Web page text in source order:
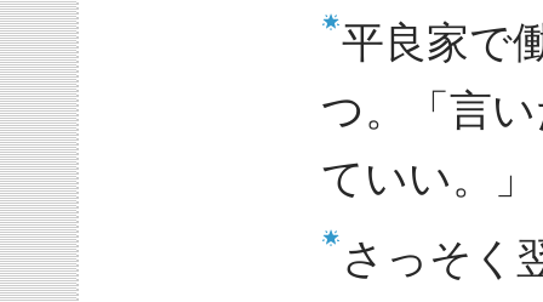
平良家で
つ。「言
ていい。
さっそく